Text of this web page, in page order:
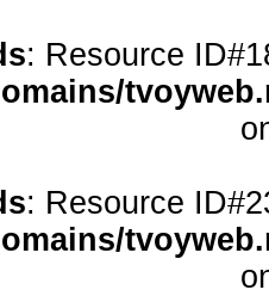
: Resource
: Resource